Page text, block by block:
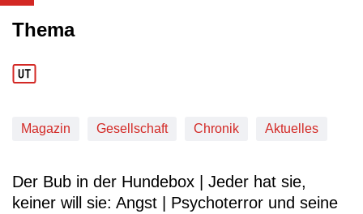
Thema
Magazin Gesellschaft Chronik Aktuelles
Der Bub in der Hundebox | Jeder hat sie,
keiner will sie: Angst | Psychoterror und seine